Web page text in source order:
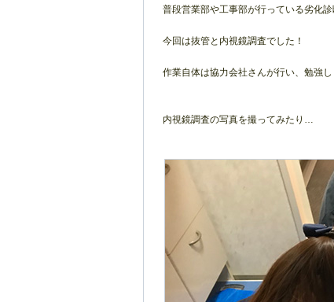
普段営業部や工事部が行っている劣化診
今回は抜管と内視鏡調査でした！
作業自体は協力会社さんが行い、勉強
内視鏡調査の写真を撮ってみたり…